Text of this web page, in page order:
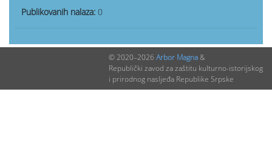
Publikovanih nalaza: 0
© 2020–2026 Arbor Magna&
Republički zavod za zaštitu kulturno-istorijskog
i prirodnog nasljeđa Republike Srpske